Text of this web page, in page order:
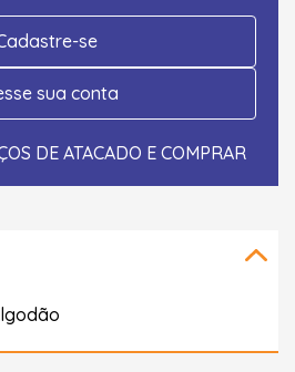
se
sua conta
DE ATACADO E COMPRAR